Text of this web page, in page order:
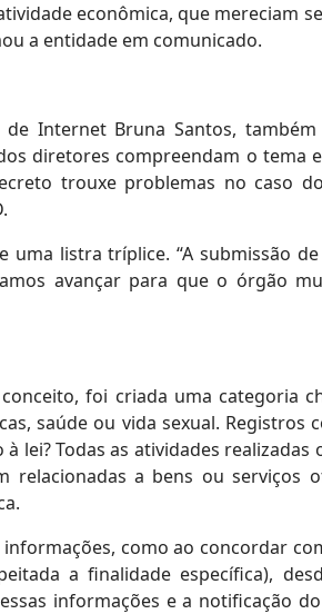
econômica, que mereciam
a entidade em comunicado.
Internet Bruna Santos,
diretores compreendam o tema
trouxe problemas no caso
listra tríplice. “A submissão
avançar para que o órgão
foi criada uma categoria
saúde ou vida sexual. Registros
lei? Todas as atividades realizadas
relacionadas a bens ou serviços
como ao concordar
a finalidade específica),
informações e a notificação